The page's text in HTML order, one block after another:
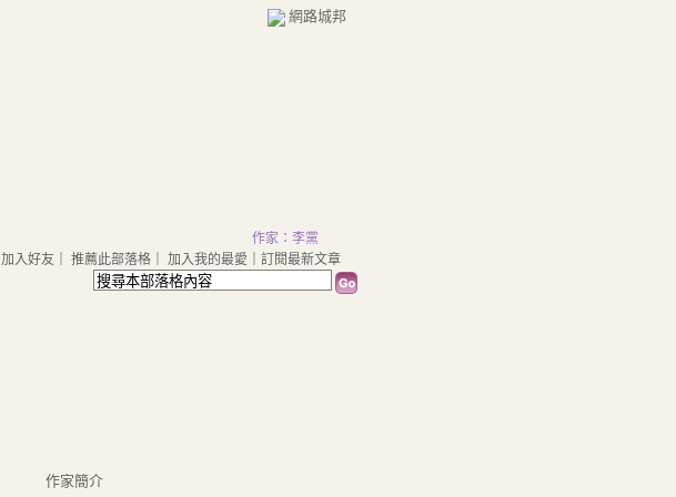
網路城邦
作家簡介
加入好友 推薦此部落格 加入我的最愛 訂閱最新文章
作家：李黨